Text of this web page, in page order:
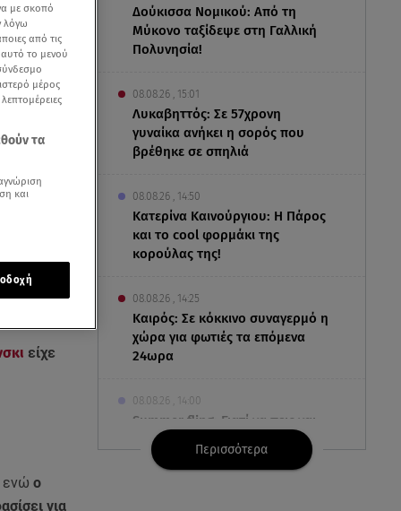
Δούκισσα Νομικού: Από τη
Μύκονο ταξίδεψε στη Γαλλική
Πολυνησία!
08.08.26 , 15:01
Λυκαβηττός: Σε 57χρονη
γυναίκα ανήκει η σορός που
βρέθηκε σε σπηλιά
08.08.26 , 14:50
Κατερίνα Καινούργιου: Η Πάρος
και το cool φορμάκι της
κορούλας της!
08.08.26 , 14:25
Καιρός: Σε κόκκινο συναγερμό η
χώρα για φωτιές τα επόμενα
24ωρα
08.08.26 , 14:00
Summer fling: Γιατί να πεις ναι
σε έναν καλοκαιρινό έρωτα
Περισσότερα
είχε
ενώ ο
για
με σκοπό
λόγω
από τις
αυτό το μενού
μέρος
τα
και